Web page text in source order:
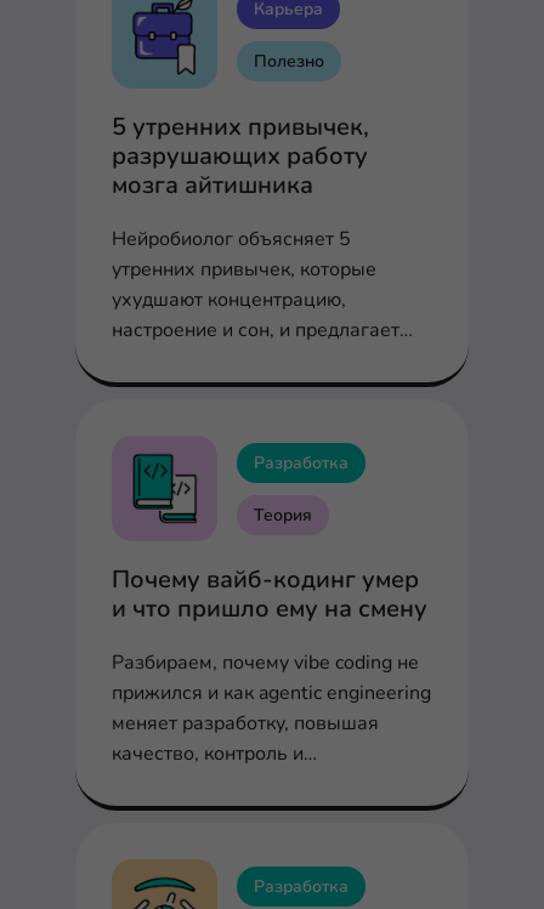
Карьера
Полезно
5 утренних привычек,
разрушающих работу
мозга айтишника
Нейробиолог объясняет 5
утренних привычек, которые
ухудшают концентрацию,
настроение и сон, и предлагает
альтернативы.
Разработка
Теория
Почему вайб-кодинг умер
и что пришло ему на смену
Разбираем, почему vibe coding не
прижился и как agentic engineering
меняет разработку, повышая
качество, контроль и
Разработка